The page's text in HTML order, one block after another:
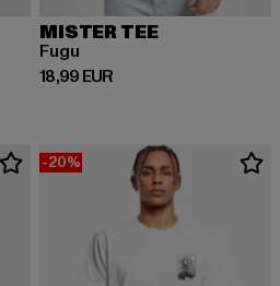
MISTER TEE
Fugu
18,99 EUR
Derzeitiger Preis: 18,99 EUR
-20%